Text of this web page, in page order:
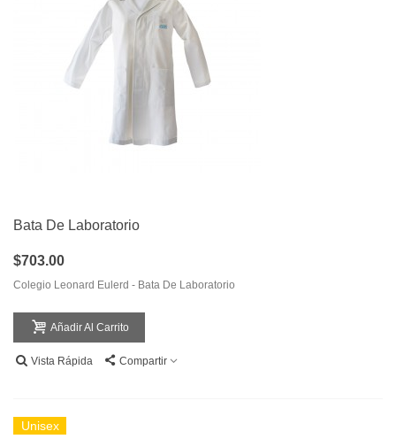
Bata De Laboratorio
$703.00
Colegio Leonard Eulerd - Bata De Laboratorio
Añadir Al Carrito
Vista Rápida Compartir
Unisex